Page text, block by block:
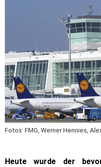
Fotos: FMG, Werner Hennies,
Heute wurde der